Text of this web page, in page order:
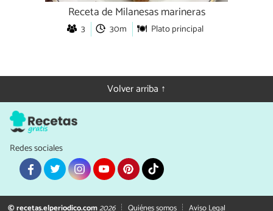
Receta de Milanesas marineras
3 30m Plato principal
Volver arriba ↑
Redes sociales
© recetas.elperiodico.com2026 Quiénes somos Aviso Legal